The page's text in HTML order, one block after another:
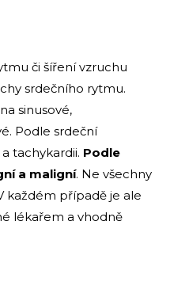
či šíření vzruchu
srdečního rytmu.
sinusové,
Podle srdeční
tachykardii. Podle
a maligní. Ne všechny
každém případě je ale
lékařem a vhodně